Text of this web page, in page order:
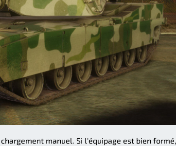
manuel. Si l'équipage est bien